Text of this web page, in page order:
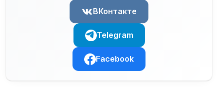
ВКонтакте
Telegram
Facebook